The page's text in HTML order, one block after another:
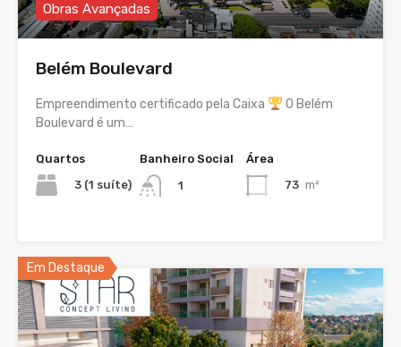
Obras Avançadas
Belém Boulevard
Empreendimento certificado pela Caixa
O Belém
Boulevard é um…
Quartos
3 (1 suíte)
Banheiro Social
1
Área
73 m²
Em Destaque